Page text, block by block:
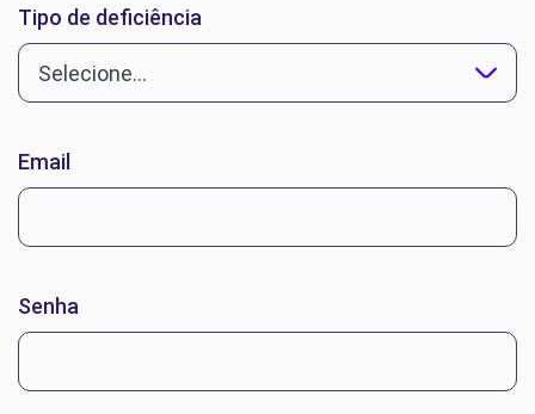
Tipo de deficiência
Selecione...
Email
Senha